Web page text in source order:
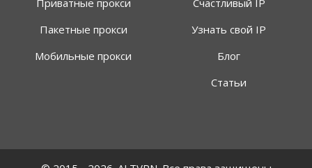
Пакетные прокси
Мобильные прокси
Узнать свой IP
Блог
Статьи